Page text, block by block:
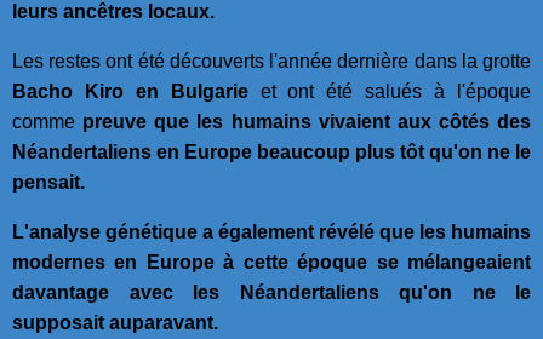
leurs ancêtres locaux.
Les restes ont été découverts l'année dernière dans la grotte
Bacho Kiro en Bulgarieet ont été salués à l'époque
comme preuve que les humains vivaient aux côtés des
Néandertaliens en Europe beaucoup plus tôt qu'on ne le
pensait.
L'analyse génétique a également révélé que les humains
modernes en Europe à cette époque se mélangeaient
davantage avec les Néandertaliens qu'on ne le
supposait auparavant.